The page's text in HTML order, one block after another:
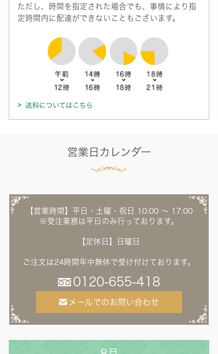
ただし、時間を指定された場合でも、事情により指
定時間内に配達ができないこともございます。
送料についてはこちら
営業日カレンダー
【営業時間】平日・土曜・祝日 10:00 ～ 17:00
※受注業務は平日のみ行っております。
【定休日】日曜日
ご注文は24時間年中無休で受け付けております。
0120-655-418
メールでのお問い合わせ